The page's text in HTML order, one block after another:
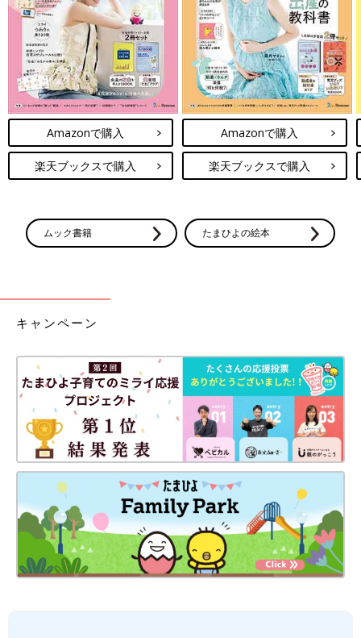
Amazonで購入
楽天ブックスで購入
Amazonで購入
楽天ブックスで購入
ムック書籍 たまひよの絵本
キャンペーン